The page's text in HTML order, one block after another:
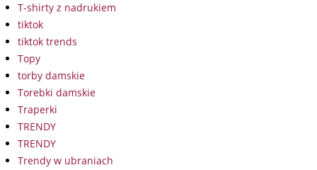
T-shirty z nadrukiem
tiktok
tiktok trends
Topy
torby damskie
Torebki damskie
Traperki
TRENDY
TRENDY
Trendy w ubraniach